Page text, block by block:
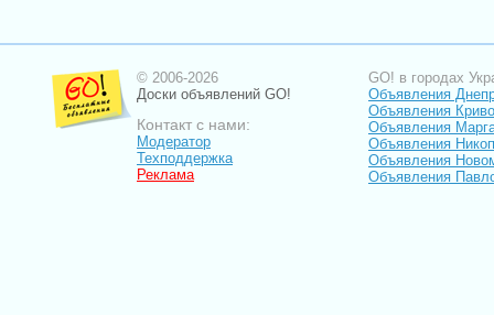
© 2006-2026
Доски объявлений GO!
Контакт с нами:
Модератор
Техподдержка
Реклама
GO! в городах
Объявления
Объявления
Объявления
Объявления
Объявления
Объявления